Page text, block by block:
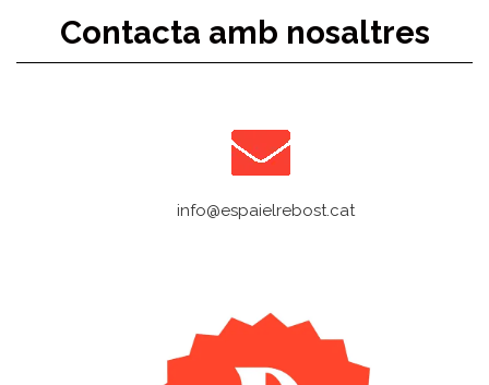
Contacta amb nosaltres
info@espaielrebost.cat